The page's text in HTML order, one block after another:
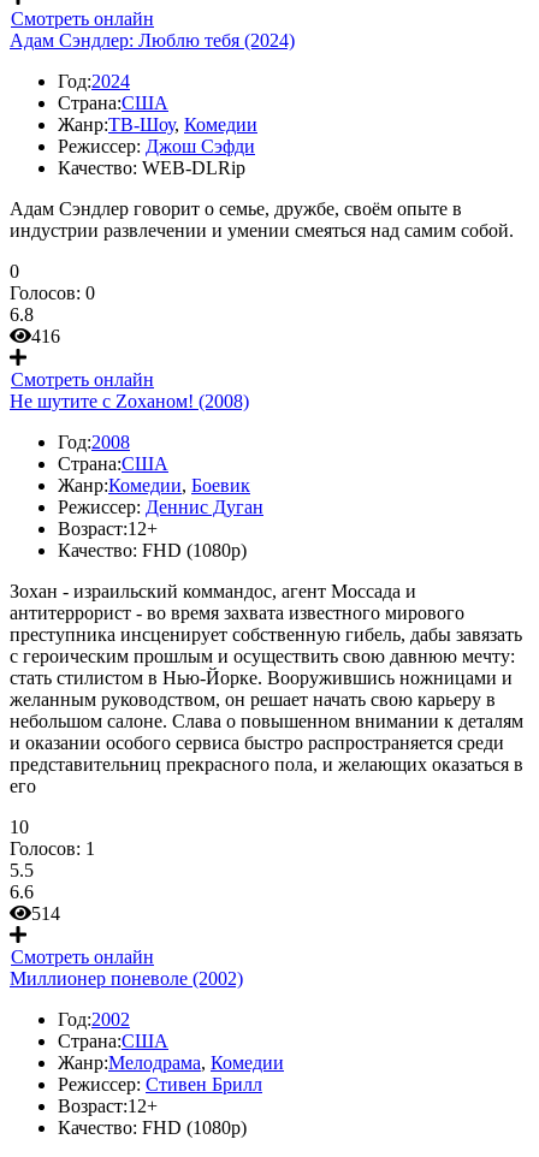
Смотреть онлайн
Адам Сэндлер: Люблю тебя (2024)
Год:2024
Страна:США
Жанр:ТВ-Шоу, Комедии
Режиссер: Джош Сэфди
Качество: WEB-DLRip
Адам Сэндлер говорит о семье, дружбе, своём опыте в
индустрии развлечении и умении смеяться над самим собой.
0
Голосов: 0
6.8
416
Смотреть онлайн
Не шутите с Zоханом! (2008)
Год:2008
Страна:США
Жанр:Комедии, Боевик
Режиссер: Деннис Дуган
Возраст:12+
Качество: FHD (1080p)
Зохан - израильский коммандос, агент Моссада и
антитеррорист - во время захвата известного мирового
преступника инсценирует собственную гибель, дабы завязать
с героическим прошлым и осуществить свою давнюю мечту:
стать стилистом в Нью-Йорке. Вооружившись ножницами и
желанным руководством, он решает начать свою карьеру в
небольшом салоне. Слава о повышенном внимании к деталям
и оказании особого сервиса быстро распространяется среди
представительниц прекрасного пола, и желающих оказаться в
его
10
Голосов: 1
5.5
6.6
514
Смотреть онлайн
Миллионер поневоле (2002)
Год:2002
Страна:США
Жанр:Мелодрама, Комедии
Режиссер: Стивен Брилл
Возраст:12+
Качество: FHD (1080p)